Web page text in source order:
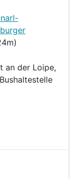
an der Loipe,